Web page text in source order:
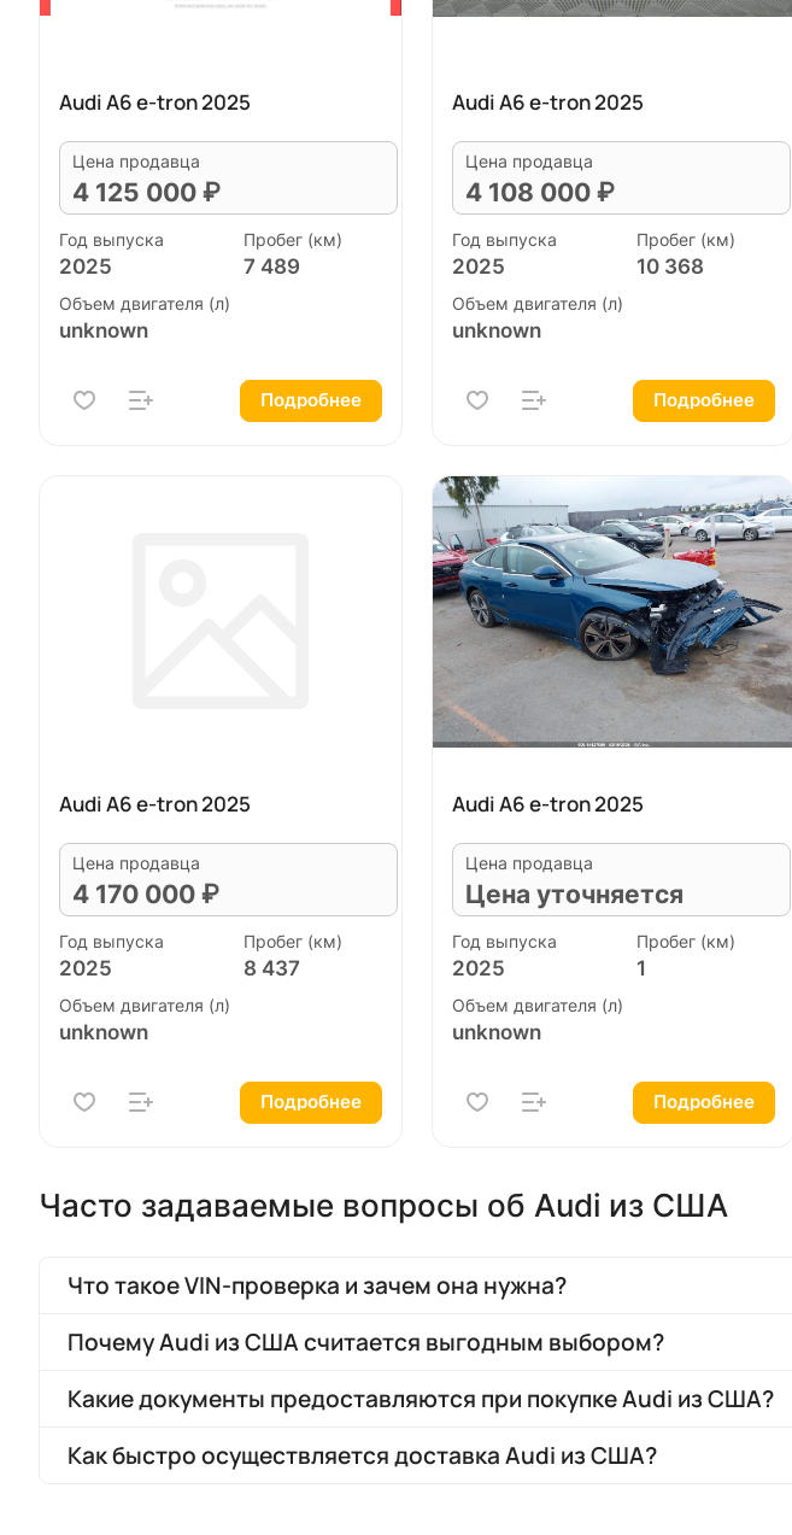
Audi A6 e-tron 2025
Цена продавца
4 125 000 ₽
Год выпуска
2025
Пробег (км)
7 489
Объем двигателя (л)
unknown
Подробнее
Audi A6 e-tron 2025
Цена продавца
4 108 000 ₽
Год выпуска
2025
Пробег (км)
10 368
Объем двигателя (л)
unknown
Подробнее
Audi A6 e-tron 2025
Цена продавца
4 170 000 ₽
Год выпуска
2025
Пробег (км)
8 437
Объем двигателя (л)
unknown
Подробнее
Audi A6 e-tron 2025
Цена продавца
Цена уточняется
Год выпуска
2025
Пробег (км)
1
Объем двигателя (л)
unknown
Подробнее
Часто задаваемые вопросы об Audi из США
Что такое VIN-проверка и зачем она нужна?
Почему Audi из США считается выгодным выбором?
Какие документы предоставляются при покупке Audi из США?
Как быстро осуществляется доставка Audi из США?